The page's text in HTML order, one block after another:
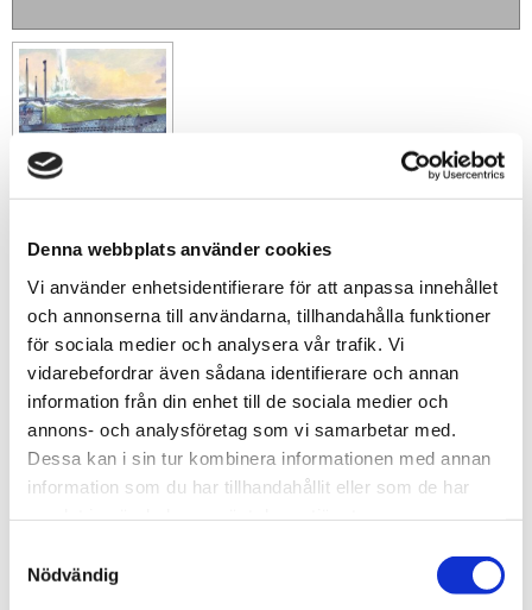
Denna webbplats använder cookies
Vi använder enhetsidentifierare för att anpassa innehållet
och annonserna till användarna, tillhandahålla funktioner
för sociala medier och analysera vår trafik. Vi
vidarebefordrar även sådana identifierare och annan
information från din enhet till de sociala medier och
annons- och analysföretag som vi samarbetar med.
Dessa kan i sin tur kombinera informationen med annan
information som du har tillhandahållit eller som de har
Nödvändig
2 349sek
Lägg till i favoriter
BEVAKA
Artikelnr
RE05163